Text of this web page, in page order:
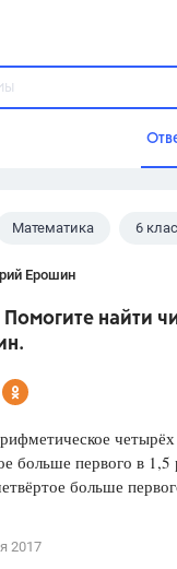
Математика 6
Ерошин
Помогите найти
больше первого в
больше
2017